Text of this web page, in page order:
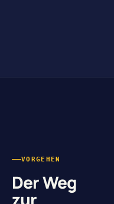
VORGEHEN
Der Weg
zur